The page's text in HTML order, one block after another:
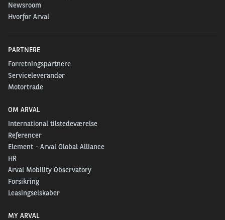
Newsroom
Hvorfor Arval
PARTNERE
Forretningspartnere
Serviceleverandør
Motortrade
OM ARVAL
International tilstedeværelse
Referencer
Element - Arval Global Alliance
HR
Arval Mobility Observatory
Forsikring
Leasingselskaber
MY ARVAL